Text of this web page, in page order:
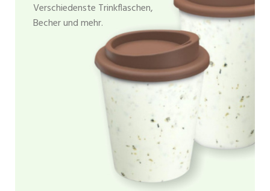
Verschiedenste Trinkflaschen,
Becher und mehr.